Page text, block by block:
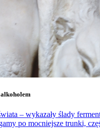
– wykazały ślady
po mocniejsze trunki,